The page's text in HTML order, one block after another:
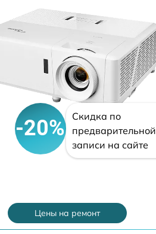
-20%
Скидка по
предварительной
записи на сайте
Цены на ремонт